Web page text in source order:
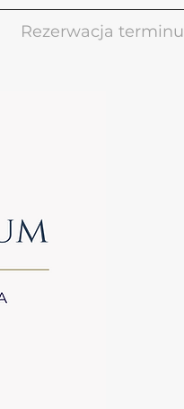
Rezerwacja terminu